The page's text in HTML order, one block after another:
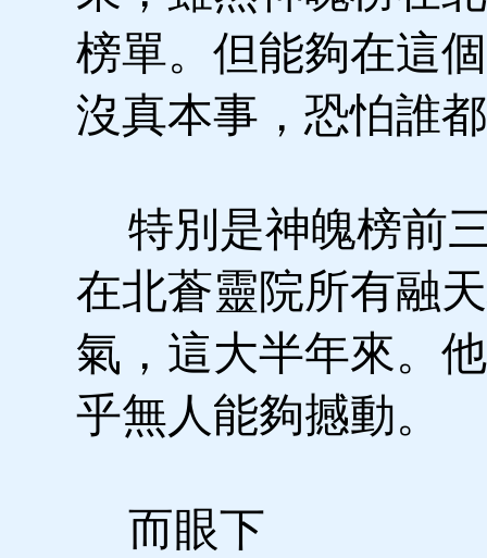
榜單。但能夠在這
沒真本事，恐怕誰
特別是神魄榜前
在北蒼靈院所有融
氣，這大半年來。
乎無人能夠撼動。
而眼下